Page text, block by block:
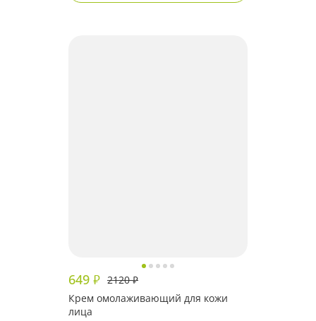
649 ₽ 2120₽
Крем омолаживающий для кожи
лица